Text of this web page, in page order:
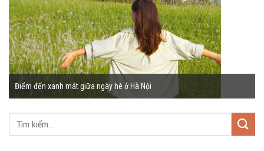
Nội 4 bãi biển miền Bắc cho khách nghỉ hè
Tìm
kiếm: